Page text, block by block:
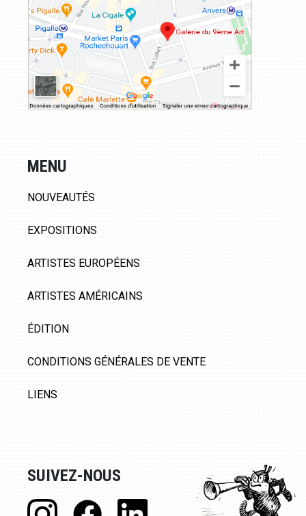
MENU
NOUVEAUTÉS
EXPOSITIONS
ARTISTES EUROPÉENS
ARTISTES AMÉRICAINS
ÉDITION
CONDITIONS GÉNÉRALES DE VENTE
LIENS
SUIVEZ-NOUS